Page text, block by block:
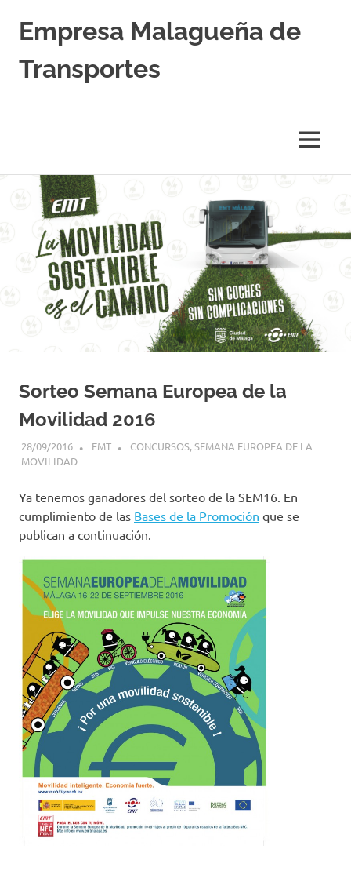
contenido
Empresa Malagueña de
Transportes
MENÚ
Sorteo Semana Europea de la
Movilidad 2016
28/09/2016 EMT CONCURSOS,SEMANA EUROPEA DE LA
MOVILIDAD
Ya tenemos ganadores del sorteo de la SEM16. En
cumplimiento de las Bases de la Promoción que se
publican a continuación.